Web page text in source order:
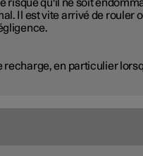
risque qu'il ne soit
Il est vite arrivé de rouler
recharge, en particulier